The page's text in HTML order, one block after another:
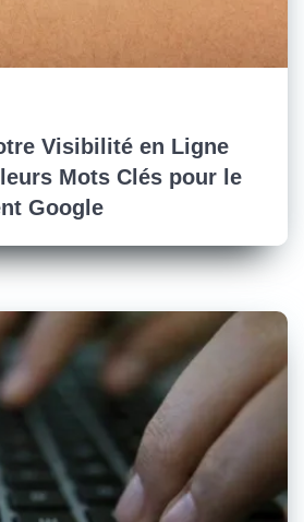
Visibilité en Ligne
Mots Clés pour le
Google